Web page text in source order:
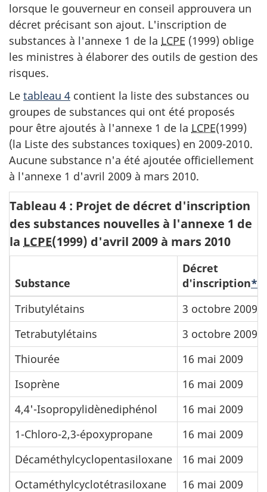
lorsque le gouverneur en conseil approuvera un
décret précisant son ajout. L'inscription de
substances à l'annexe 1 de la LCPE (1999) oblige
les ministres à élaborer des outils de gestion des
risques.
Le tableau 4 contient la liste des substances ou
groupes de substances qui ont été proposés
pour être ajoutés à l'annexe 1 de la LCPE(1999)
(la Liste des substances toxiques) en 2009-2010.
Aucune substance n'a été ajoutée officiellement
à l'annexe 1 d'avril 2009 à mars 2010.
Tableau 4 : Projet de décret d'inscription
des substances nouvelles à l'annexe 1 de
la LCPE(1999) d'avril 2009 à mars 2010
Substance
Décret
d'inscription*
Tributylétains
3 octobre 2009
Tetrabutylétains
3 octobre 2009
Thiourée
16 mai 2009
Isoprène
16 mai 2009
4,4'-Isopropylidènediphénol
16 mai 2009
1-Chloro-2,3-époxypropane
16 mai 2009
Décaméthylcyclopentasiloxane
16 mai 2009
Octaméthylcyclotétrasiloxane
16 mai 2009